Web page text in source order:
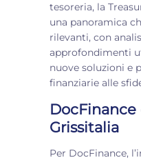
tesoreria, la
una panoramica
rilevanti, con
approfondimenti
nuove soluzioni e
finanziarie alle
Grissitalia
Per DocFinance,